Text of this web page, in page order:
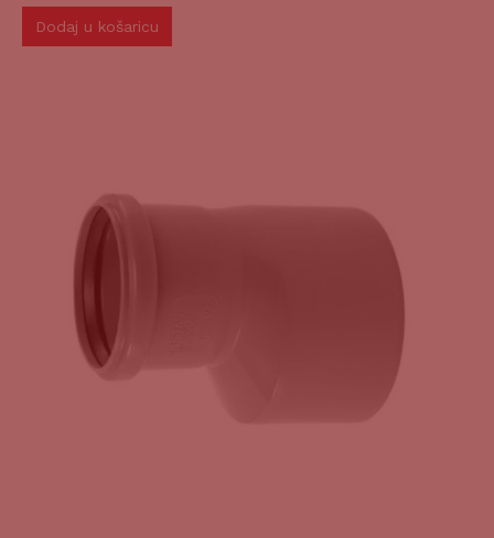
Dodaj u košaricu